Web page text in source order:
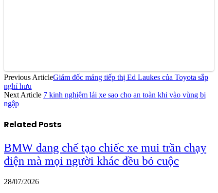
Previous ArticleGiám đốc mảng tiếp thị Ed Laukes của Toyota sắp
nghỉ hưu
Next Article 7 kinh nghiệm lái xe sao cho an toàn khi vào vùng bị
ngập
Related Posts
BMW đang chế tạo chiếc xe mui trần chạy
điện mà mọi người khác đều bỏ cuộc
28/07/2026